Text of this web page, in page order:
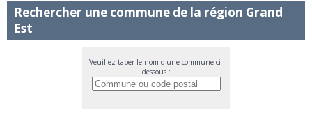
Rechercher une commune de la région Grand
Est
Veuillez taper le nom d'une commune ci-
dessous :